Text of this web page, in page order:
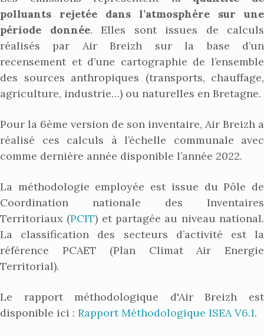
polluants rejetée dans l’atmosphère sur une
période donnée. Elles sont issues de calculs
réalisés par Air Breizh sur la base d’un
recensement et d’une cartographie de l’ensemble
des sources anthropiques (transports, chauffage,
agriculture, industrie…) ou naturelles en Bretagne.
Pour la 6ème version de son inventaire, Air Breizh a
réalisé ces calculs à l’échelle communale avec
comme dernière année disponible l’année 2022.
La méthodologie employée est issue du Pôle de
Coordination nationale des Inventaires
Territoriaux (PCIT) et partagée au niveau national.
La classification des secteurs d’activité est la
référence PCAET (Plan Climat Air Energie
Territorial).
Le rapport méthodologique d'Air Breizh est
disponible ici : Rapport Méthodologique ISEA V6.1.